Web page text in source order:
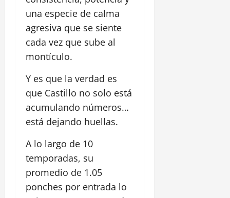
una especie de calma
agresiva que se siente
cada vez que sube al
montículo.
Y es que la verdad es
que Castillo no solo está
acumulando números…
está dejando huellas.
A lo largo de 10
temporadas, su
promedio de 1.05
ponches por entrada lo